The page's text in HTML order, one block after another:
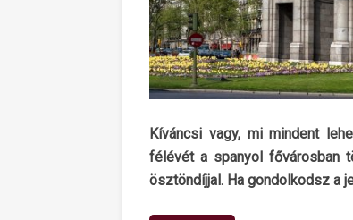
Kíváncsi vagy, mi mindent
félévét a spanyol fővárosban
ösztöndíjjal. Ha gondolkodsz a